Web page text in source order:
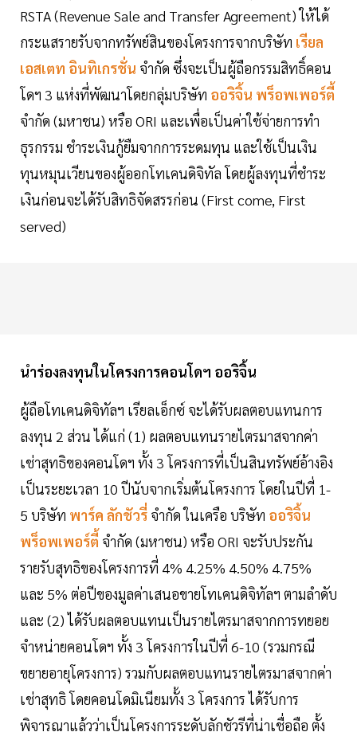
RSTA (Revenue Sale and Transfer Agreement) ให้ได้
กระแสรายรับจากทรัพย์สินของโครงการจากบริษัท เรียล
เอสเตท อินทิเกรชั่น จำกัด ซึ่งจะเป็นผู้ถือกรรมสิทธิ์คอน
โดฯ 3 แห่งที่พัฒนาโดยกลุ่มบริษัท ออริจิ้น พร็อพเพอร์ตี้
จำกัด (มหาชน) หรือ ORI และเพื่อเป็นค่าใช้จ่ายการทำ
ธุรกรรม ชำระเงินกู้ยืมจากการระดมทุน และใช้เป็นเงิน
ทุนหมุนเวียนของผู้ออกโทเคนดิจิทัล โดยผู้ลงทุนที่ชำระ
เงินก่อนจะได้รับสิทธิจัดสรรก่อน (First come, First
served)
นำร่องลงทุนในโครงการคอนโดฯ ออริจิ้น
ผู้ถือโทเคนดิจิทัลฯ เรียลเอ็กซ์ จะได้รับผลตอบแทนการ
ลงทุน 2 ส่วน ได้แก่ (1) ผลตอบแทนรายไตรมาสจากค่า
เช่าสุทธิของคอนโดฯ ทั้ง 3 โครงการที่เป็นสินทรัพย์อ้างอิง
เป็นระยะเวลา 10 ปีนับจากเริ่มต้นโครงการ โดยในปีที่ 1-
5 บริษัท พาร์ค ลักชัวรี่ จำกัด ในเครือ บริษัท ออริจิ้น
พร็อพเพอร์ตี้ จำกัด (มหาชน) หรือ ORI จะรับประกัน
รายรับสุทธิของโครงการที่ 4% 4.25% 4.50% 4.75%
และ 5% ต่อปีของมูลค่าเสนอขายโทเคนดิจิทัลฯ ตามลำดับ
และ (2) ได้รับผลตอบแทนเป็นรายไตรมาสจากการทยอย
จำหน่ายคอนโดฯ ทั้ง 3 โครงการในปีที่ 6-10 (รวมกรณี
ขยายอายุโครงการ) รวมกับผลตอบแทนรายไตรมาสจากค่า
เช่าสุทธิ โดยคอนโดมิเนียมทั้ง 3 โครงการ ได้รับการ
พิจารณาแล้วว่าเป็นโครงการระดับลักชัวรีที่น่าเชื่อถือ ตั้ง